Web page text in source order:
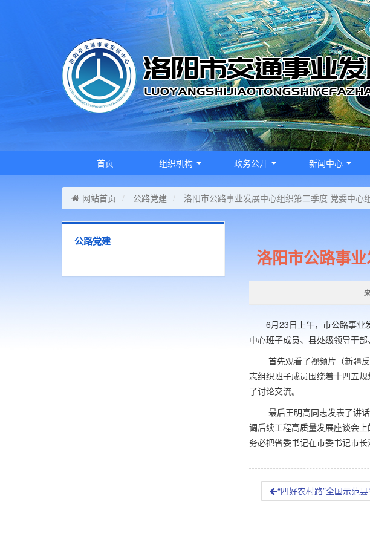
首页 组织机构 政务公开 新闻中心
网站首页 公路党建 洛阳市公路事业发展中心组织第二季度 党委中心
公路党建
洛阳市公路事
6月23日上午，市公路事业发
中心班子成员、县处级领导干
首先观看了视频片（新疆反
志组织班子成员围绕着十四五
了讨论交流。
最后王明高同志发表了讲话
调后续工程高质量发展座谈会
务必把省委书记在市委书记市
“四好农村路”全国示范